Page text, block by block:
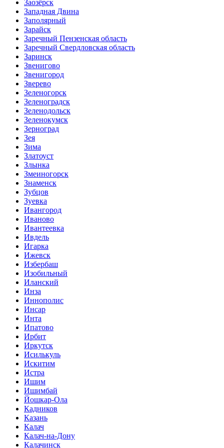
Заозёрск
Западная Двина
Заполярный
Зарайск
Заречный Пензенская область
Заречный Свердловская область
Заринск
Звенигово
Звенигород
Зверево
Зеленогорск
Зеленоградск
Зеленодольск
Зеленокумск
Зерноград
Зея
Зима
Златоуст
Злынка
Змеиногорск
Знаменск
Зубцов
Зуевка
Ивангород
Иваново
Ивантеевка
Ивдель
Игарка
Ижевск
Избербаш
Изобильный
Иланский
Инза
Иннополис
Инсар
Инта
Ипатово
Ирбит
Иркутск
Исилькуль
Искитим
Истра
Ишим
Ишимбай
Йошкар-Ола
Кадников
Казань
Калач
Калач-на-Дону
Калачинск